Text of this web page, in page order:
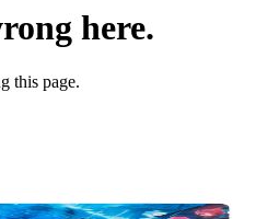
here.
this page.